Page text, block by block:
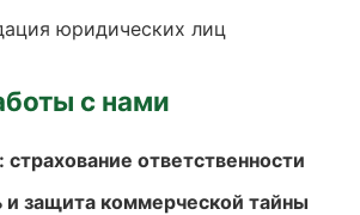
юридических лиц
с нами
ответственности
защита коммерческой тайны